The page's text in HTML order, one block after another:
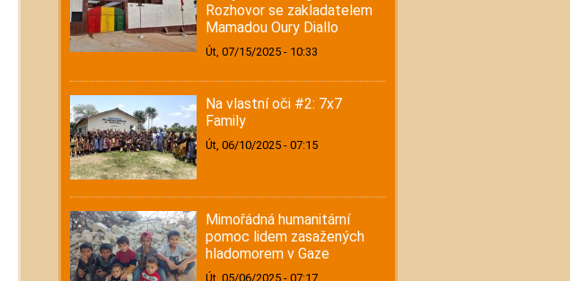
Rozhovor se zakladatelem
Mamadou Oury Diallo
Út, 07/15/2025 - 10:33
Na vlastní oči #2: 7x7
Family
Út, 06/10/2025 - 07:15
Mimořádná humanitární
pomoc lidem zasažených
hladomorem v Gaze
Út, 05/06/2025 - 07:17